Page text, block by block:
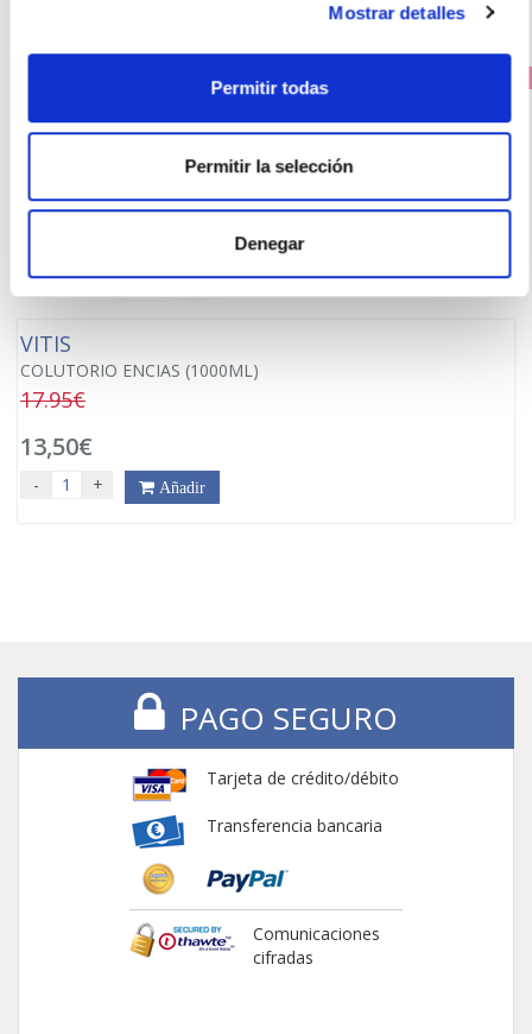
Mostrar detalles
Permitir todas
Permitir la selección
Denegar
VITIS
COLUTORIO ENCIAS (1000ML)
17.95€
13,50€
- + Añadir
PAGO SEGURO
Tarjeta de crédito/débito
Transferencia bancaria
Comunicaciones
cifradas